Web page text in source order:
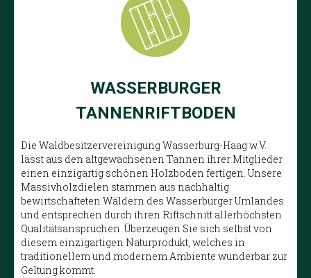
WASSERBURGER
TANNENRIFTBODEN
Die Waldbesitzervereinigung Wasserburg-Haag w.V.
lässt aus den altgewachsenen Tannen ihrer Mitglieder
einen einzigartig schönen Holzboden fertigen. Unsere
Massivholzdielen stammen aus nachhaltig
bewirtschafteten Wäldern des Wasserburger Umlandes
und entsprechen durch ihren Riftschnitt allerhöchsten
Qualitätsansprüchen. Überzeugen Sie sich selbst von
diesem einzigartigen Naturprodukt, welches in
traditionellem und modernem Ambiente wunderbar zur
Geltung kommt.